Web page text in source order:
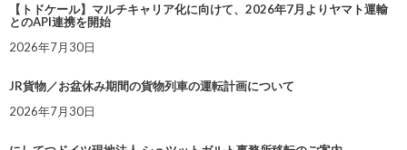
【トドケール】マルチキャリア化に向けて、2026年7月よりヤマト運輸
とのAPI連携を開始
2026年7月30日
JR貨物／お盆休み期間の貨物列車の運転計画について
2026年7月30日